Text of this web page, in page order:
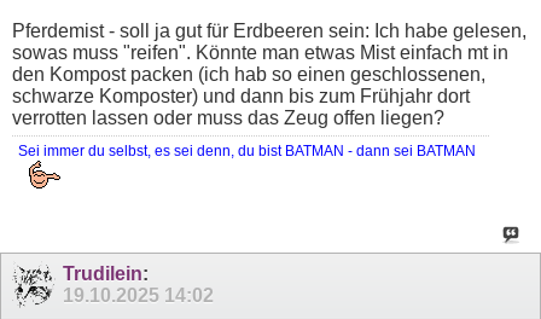
Pferdemist - soll ja gut für Erdbeeren sein: Ich habe gelesen,
sowas muss "reifen". Könnte man etwas Mist einfach mt in
den Kompost packen (ich hab so einen geschlossenen,
schwarze Komposter) und dann bis zum Frühjahr dort
verrotten lassen oder muss das Zeug offen liegen?
Sei immer du selbst, es sei denn, du bist BATMAN - dann sei BATMAN
Trudilein:
19.10.2025 14:02